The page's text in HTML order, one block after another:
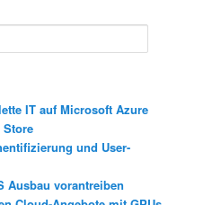
IT auf Microsoft Azure
und User-
Ausbau vorantreiben